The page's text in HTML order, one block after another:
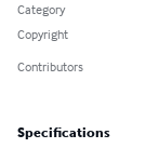
Category
Copyright
Contributors
Specifications